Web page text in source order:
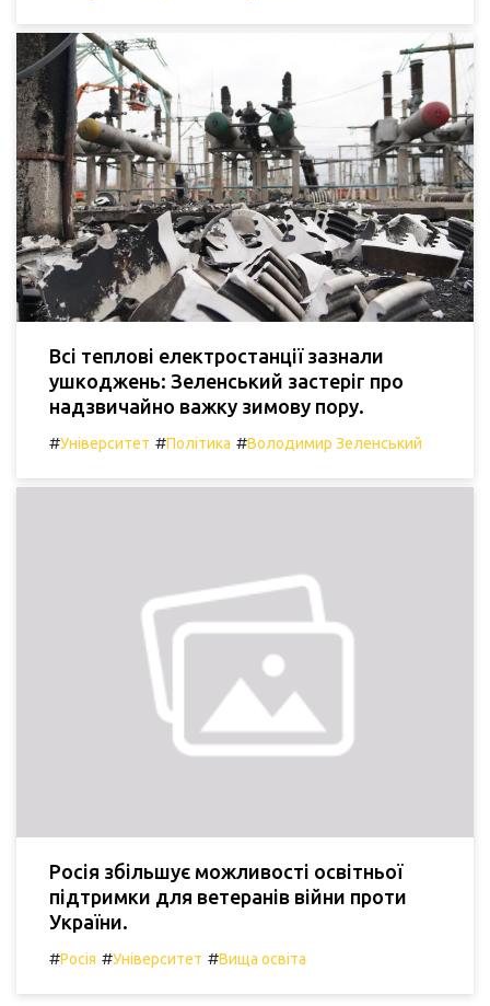
Всі теплові електростанції зазнали
ушкоджень: Зеленський застеріг про
надзвичайно важку зимову пору.
#Університет #Політика #Володимир Зеленський
Росія збільшує можливості освітньої
підтримки для ветеранів війни проти
України.
#Росія #Університет #Вища освіта